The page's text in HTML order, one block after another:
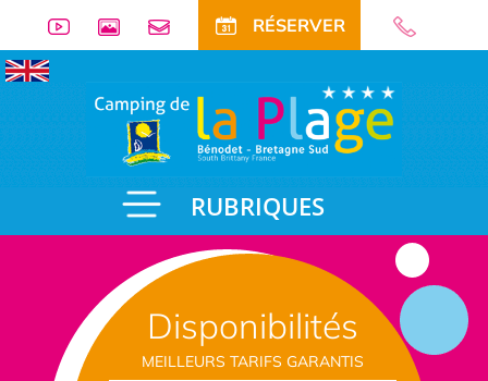
RÉSERVER
RUBRIQUES
Disponibilités
MEILLEURS TARIFS GARANTIS